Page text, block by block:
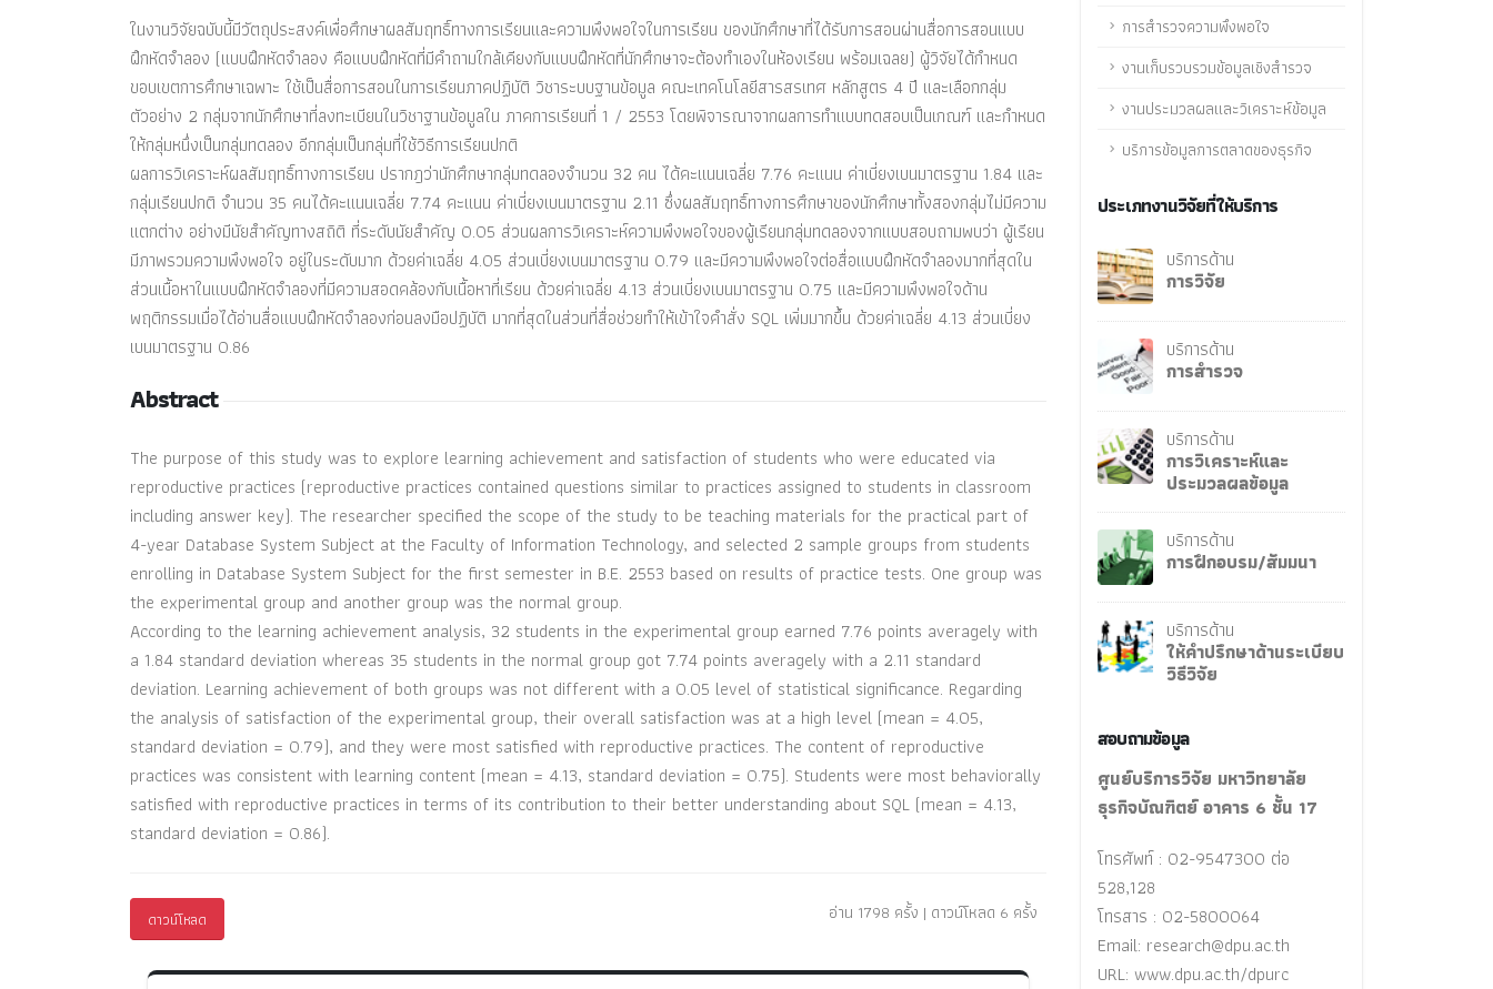
ในงานวิจัยฉบับนี้มีวัตถุประสงค์เพื่อศึกษาผลสัมฤทธิ์ทางการเรียนและความพึงพอใจในการเรียน ของนักศึกษาที่ได้รับการสอนผ่านสื่อการสอนแบบ
ฝึกหัดจำลอง (แบบฝึกหัดจำลอง คือแบบฝึกหัดที่มีคำถามใกล้เคียงกับแบบฝึกหัดที่นักศึกษาจะต้องทำเองในห้องเรียน พร้อมเฉลย) ผู้วิจัยได้กำหนด
ขอบเขตการศึกษาเฉพาะ ใช้เป็นสื่อการสอนในการเรียนภาคปฏิบัติ วิชาระบบฐานข้อมูล คณะเทคโนโลยีสารสรเทศ หลักสูตร 4 ปี และเลือกกลุ่ม
ตัวอย่าง 2 กลุ่มจากนักศึกษาที่ลงทะเบียนในวิชาฐานข้อมูลใน ภาคการเรียนที่ 1 / 2553 โดยพิจารณาจากผลการทำแบบทดสอบเป็นเกณฑ์ และกำหนด
ให้กลุ่มหนึ่งเป็นกลุ่มทดลอง อีกกลุ่มเป็นกลุ่มที่ใช้วิธีการเรียนปกติ
ผลการวิเคราะห์ผลสัมฤทธิ์ทางการเรียน ปรากฎว่านักศึกษากลุ่มทดลองจำนวน 32 คน ได้คะแนนเฉลี่ย 7.76 คะแนน ค่าเบี่ยงเบนมาตรฐาน 1.84 และ
กลุ่มเรียนปกติ จำนวน 35 คนได้คะแนนเฉลี่ย 7.74 คะแนน ค่าเบี่ยงเบนมาตรฐาน 2.11 ซึ่งผลสัมฤทธิ์ทางการศึกษาของนักศึกษาทั้งสองกลุ่มไม่มีความ
แตกต่าง อย่างมีนัยสำคัญทางสถิติ ที่ระดับนัยสำคัญ 0.05 ส่วนผลการวิเคราะห์ความพึงพอใจของผู้เรียนกลุ่มทดลองจากแบบสอบถามพบว่า ผู้เรียน
มีภาพรวมความพึงพอใจ อยู่ในระดับมาก ด้วยค่าเฉลี่ย 4.05 ส่วนเบี่ยงเบนมาตรฐาน 0.79 และมีความพึงพอใจต่อสื่อแบบฝึกหัดจำลองมากที่สุดใน
ส่วนเนื้อหาในแบบฝึกหัดจำลองที่มีความสอดคล้องกับเนื้อหาที่เรียน ด้วยค่าเฉลี่ย 4.13 ส่วนเบี่ยงเบนมาตรฐาน 0.75 และมีความพึงพอใจด้าน
พฤติกรรมเมื่อได้อ่านสื่อแบบฝึกหัดจำลองก่อนลงมือปฏิบัติ มากที่สุดในส่วนที่สื่อช่วยทำให้เข้าใจคำสั่ง SQL เพิ่มมากขึ้น ด้วยค่าเฉลี่ย 4.13 ส่วนเบี่ยง
เบนมาตรฐาน 0.86
Abstract
The purpose of this study was to explore learning achievement and satisfaction of students who were educated via
reproductive practices (reproductive practices contained questions similar to practices assigned to students in classroom
including answer key). The researcher specified the scope of the study to be teaching materials for the practical part of
4-year Database System Subject at the Faculty of Information Technology, and selected 2 sample groups from students
enrolling in Database System Subject for the first semester in B.E. 2553 based on results of practice tests. One group was
the experimental group and another group was the normal group.
According to the learning achievement analysis, 32 students in the experimental group earned 7.76 points averagely with
a 1.84 standard deviation whereas 35 students in the normal group got 7.74 points averagely with a 2.11 standard
deviation. Learning achievement of both groups was not different with a 0.05 level of statistical significance. Regarding
the analysis of satisfaction of the experimental group, their overall satisfaction was at a high level (mean = 4.05,
standard deviation = 0.79), and they were most satisfied with reproductive practices. The content of reproductive
practices was consistent with learning content (mean = 4.13, standard deviation = 0.75). Students were most behaviorally
satisfied with reproductive practices in terms of its contribution to their better understanding about SQL (mean = 4.13,
standard deviation = 0.86).
ดาวน์โหลด อ่าน 1798 ครั้ง | ดาวน์โหลด 6 ครั้ง
การสำรวจความพึงพอใจ
งานเก็บรวบรวมข้อมูลเชิงสำรวจ
งานประมวลผลและวิเคราะห์ข้อมูล
บริการข้อมูลการตลาดของธุรกิจ
ประเภทงานวิจัยที่ให้บริการ
บริการด้าน
การวิจัย
บริการด้าน
การสำรวจ
บริการด้าน
การวิเคราะห์และ
ประมวลผลข้อมูล
บริการด้าน
การฝึกอบรม/สัมมนา
บริการด้าน
ให้คำปรึกษาด้านระเบียบ
วิธีวิจัย
สอบถามข้อมูล
ศูนย์บริการวิจัย มหาวิทยาลัย
ธุรกิจบัณฑิตย์ อาคาร 6 ชั้น 17
โทรศัพท์ : 02-9547300 ต่อ
528,128
โทรสาร : 02-5800064
Email: research@dpu.ac.th
URL: www.dpu.ac.th/dpurc